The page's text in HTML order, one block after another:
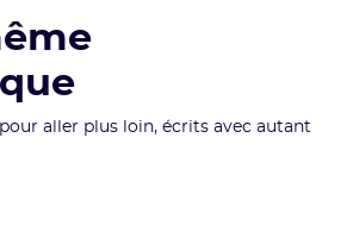
aller plus loin, écrits avec autant